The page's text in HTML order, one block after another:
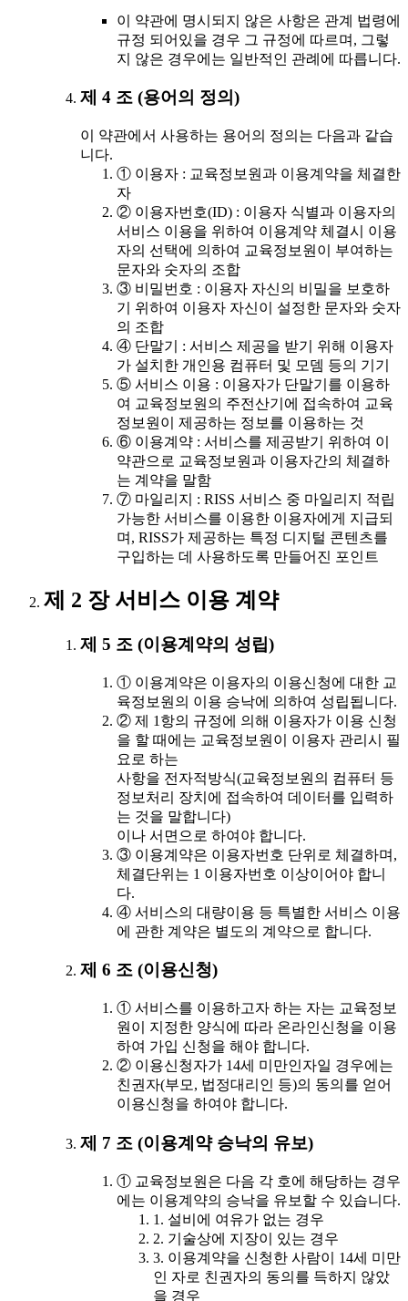
이 약관에 명시되지 않은 사항은 관계 법령에
규정 되어있을 경우 그 규정에 따르며, 그렇
지 않은 경우에는 일반적인 관례에 따릅니다.
제 4 조 (용어의 정의)
이 약관에서 사용하는 용어의 정의는 다음과 같습
니다.
① 이용자 : 교육정보원과 이용계약을 체결한
자
② 이용자번호(ID) : 이용자 식별과 이용자의
서비스 이용을 위하여 이용계약 체결시 이용
자의 선택에 의하여 교육정보원이 부여하는
문자와 숫자의 조합
③ 비밀번호 : 이용자 자신의 비밀을 보호하
기 위하여 이용자 자신이 설정한 문자와 숫자
의 조합
④ 단말기 : 서비스 제공을 받기 위해 이용자
가 설치한 개인용 컴퓨터 및 모뎀 등의 기기
⑤ 서비스 이용 : 이용자가 단말기를 이용하
여 교육정보원의 주전산기에 접속하여 교육
정보원이 제공하는 정보를 이용하는 것
⑥ 이용계약 : 서비스를 제공받기 위하여 이
약관으로 교육정보원과 이용자간의 체결하
는 계약을 말함
⑦ 마일리지 : RISS 서비스 중 마일리지 적립
가능한 서비스를 이용한 이용자에게 지급되
며, RISS가 제공하는 특정 디지털 콘텐츠를
구입하는 데 사용하도록 만들어진 포인트
제 2 장 서비스 이용 계약
제 5 조 (이용계약의 성립)
① 이용계약은 이용자의 이용신청에 대한 교
육정보원의 이용 승낙에 의하여 성립됩니다.
② 제 1항의 규정에 의해 이용자가 이용 신청
을 할 때에는 교육정보원이 이용자 관리시 필
요로 하는
사항을 전자적방식(교육정보원의 컴퓨터 등
정보처리 장치에 접속하여 데이터를 입력하
는 것을 말합니다)
이나 서면으로 하여야 합니다.
③ 이용계약은 이용자번호 단위로 체결하며,
체결단위는 1 이용자번호 이상이어야 합니
다.
④ 서비스의 대량이용 등 특별한 서비스 이용
에 관한 계약은 별도의 계약으로 합니다.
제 6 조 (이용신청)
① 서비스를 이용하고자 하는 자는 교육정보
원이 지정한 양식에 따라 온라인신청을 이용
하여 가입 신청을 해야 합니다.
② 이용신청자가 14세 미만인자일 경우에는
친권자(부모, 법정대리인 등)의 동의를 얻어
이용신청을 하여야 합니다.
제 7 조 (이용계약 승낙의 유보)
① 교육정보원은 다음 각 호에 해당하는 경우
에는 이용계약의 승낙을 유보할 수 있습니다.
1. 설비에 여유가 없는 경우
2. 기술상에 지장이 있는 경우
3. 이용계약을 신청한 사람이 14세 미만
인 자로 친권자의 동의를 득하지 않았
을 경우